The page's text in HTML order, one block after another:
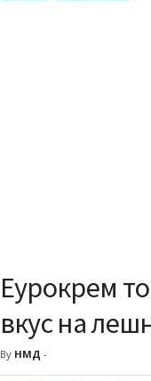
Еурокрем
вкус на
By НМД -